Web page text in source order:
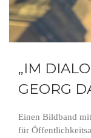
„IM
GEORG
Einen Bildband
für